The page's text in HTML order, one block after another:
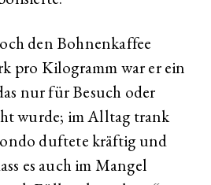
den Bohnenkaffee
pro Kilogramm war er ein
nur für Besuch oder
wurde; im Alltag trank
duftete kräftig und
es auch im Mangel